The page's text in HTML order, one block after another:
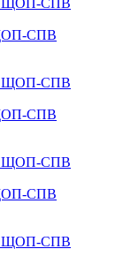
ЩОП-СПВ
ЩОП-СПВ
ЩОП-СПВ